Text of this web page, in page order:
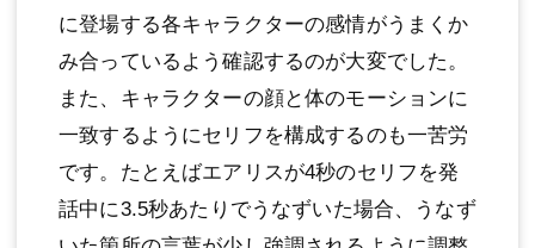
に登場する各キャラクターの感情がうまくか
み合っているよう確認するのが大変でした。
また、キャラクターの顔と体のモーションに
一致するようにセリフを構成するのも一苦労
です。たとえばエアリスが4秒のセリフを発
話中に3.5秒あたりでうなずいた場合、うなず